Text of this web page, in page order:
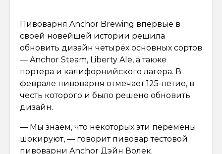
Пивоварня Anchor Brewing впервые в
своей новейшей истории решила
обновить дизайн четырёх основных сортов
— Anchor Steam, Liberty Ale, а также
портера и калифорнийского лагера. В
феврале пивоварня отмечает 125-летие, в
честь которого и было решено обновить
дизайн.
— Мы знаем, что некоторых эти перемены
шокируют, — говорит пивовар тестовой
пивоварни Anchor Дэйн Волек.